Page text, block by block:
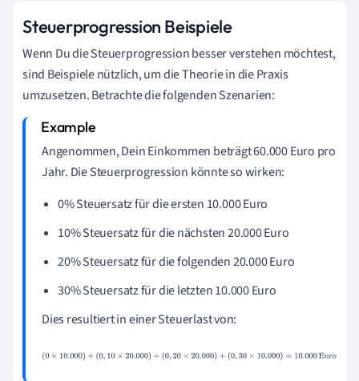
Steuerprogression Beispiele
Wenn Du die Steuerprogression besser verstehen möchtest,
sind Beispiele nützlich, um die Theorie in die Praxis
umzusetzen. Betrachte die folgenden Szenarien:
Angenommen, Dein Einkommen beträgt 60.000 Euro pro
Jahr. Die Steuerprogression könnte so wirken:
0% Steuersatz für die ersten 10.000 Euro
10% Steuersatz für die nächsten 20.000 Euro
20% Steuersatz für die folgenden 20.000 Euro
30% Steuersatz für die letzten 10.000 Euro
Dies resultiert in einer Steuerlast von:
(0×10.000)+(0,10×20.000)+(0,20×20.000)+